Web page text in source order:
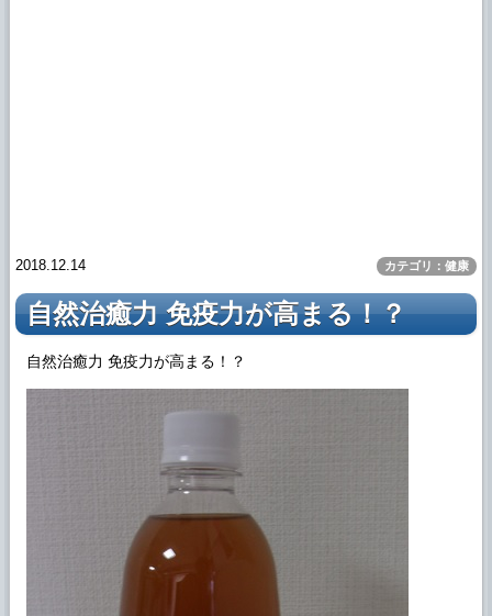
2018.12.14 カテゴリ：健康
自然治癒力 免疫力が高まる！？
自然治癒力 免疫力が高まる！？